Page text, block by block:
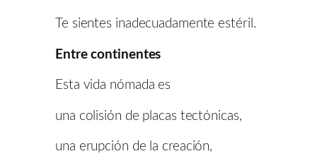
Te sientes inadecuadamente estéril.
Entre continentes
Esta vida nómada es
una colisión de placas tectónicas,
una erupción de la creación,